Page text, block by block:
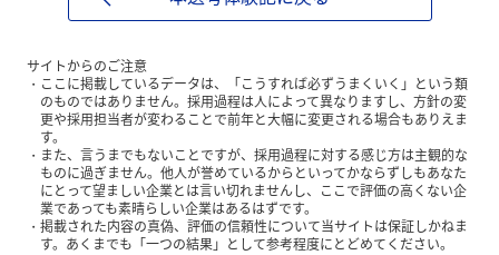
サイトからのご注意
ここに掲載しているデータは、「こうすれば必ずうまくいく」という類
のものではありません。採用過程は人によって異なりますし、方針の変
更や採用担当者が変わることで前年と大幅に変更される場合もありえま
す。
また、言うまでもないことですが、採用過程に対する感じ方は主観的な
ものに過ぎません。他人が誉めているからといってかならずしもあなた
にとって望ましい企業とは言い切れませんし、ここで評価の高くない企
業であっても素晴らしい企業はあるはずです。
掲載された内容の真偽、評価の信頼性について当サイトは保証しかねま
す。あくまでも「一つの結果」として参考程度にとどめてください。